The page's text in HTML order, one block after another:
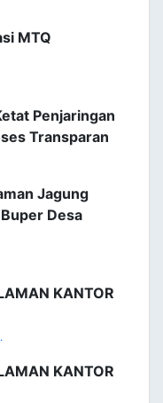
MTQ
Penjaringan
Transparan
Jagung
Desa
KANTOR
KANTOR